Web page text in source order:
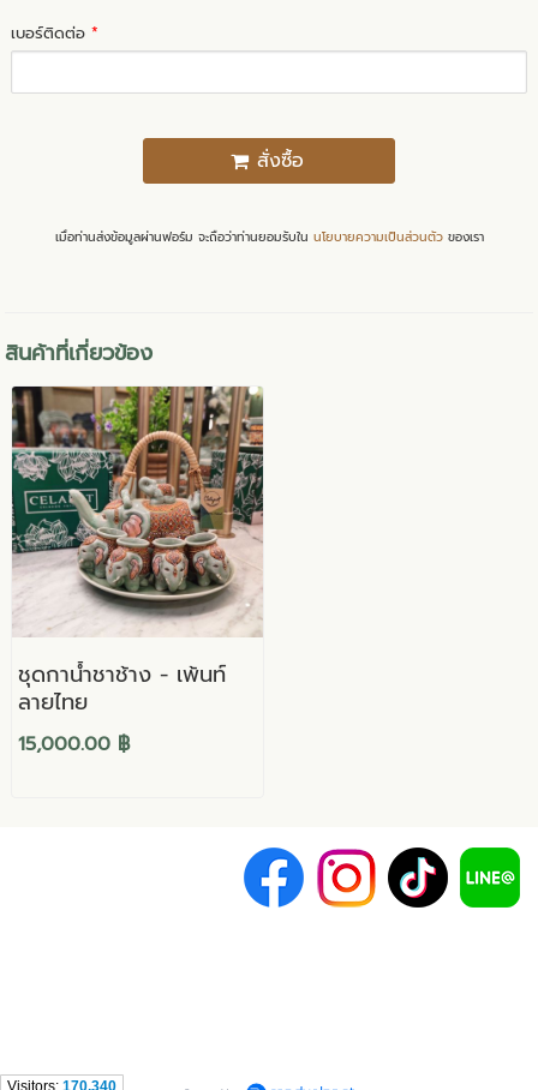
เบอร์ติดต่อ*
สั่งซื้อ
เมื่อท่านส่งข้อมูลผ่านฟอร์ม จะถือว่าท่านยอมรับใน นโยบายความเป็นส่วนตัวของเรา
สินค้าที่เกี่ยวข้อง
ชุดกาน้ำชาช้าง - เพ้นท์
ลายไทย
15,000.00 ฿
Visitors: 170,340